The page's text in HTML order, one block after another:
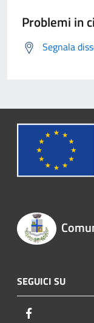
Problemi in
Segnala
SEGUICI SU